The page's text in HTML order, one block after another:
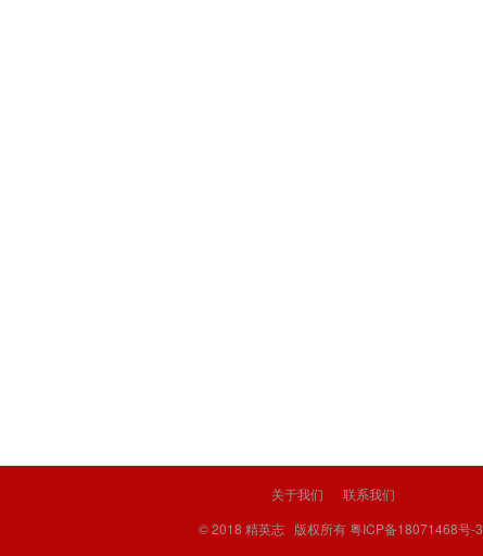
关于我们
联系我们
© 2018 精英志 版权所有粤ICP备18071468号-3